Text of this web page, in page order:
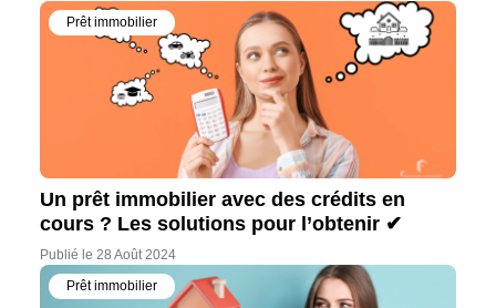
Prêt immobilier
Un prêt immobilier avec des crédits en
cours ? Les solutions pour l’obtenir ✔
Publié le 28 Août 2024
Prêt immobilier